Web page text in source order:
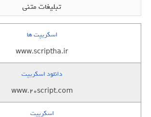
تبلیغات متنی
اسکریپت ها
www.scriptha.ir
دانلود اسکریپت
www.20script.com
اسکریپت